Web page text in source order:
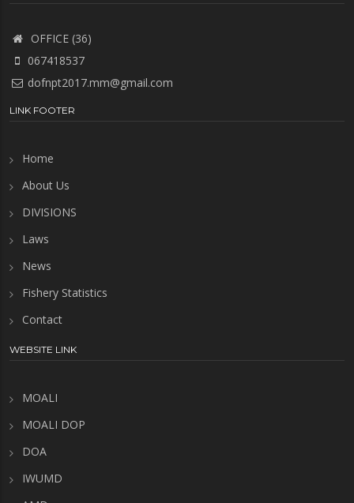
OFFICE (36)
067418537
dofnpt2017.mm@gmail.com
LINK FOOTER
Home
About Us
DIVISIONS
Laws
News
Fishery Statistics
Contact
WEBSITE LINK
MOALI
MOALI DOP
DOA
IWUMD